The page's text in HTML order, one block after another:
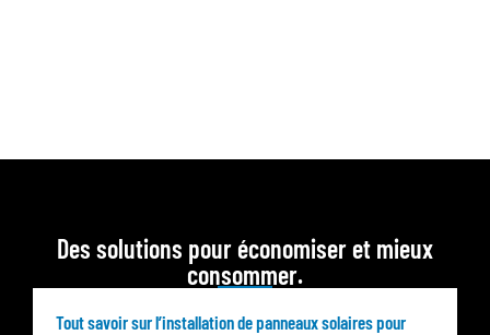
Des solutions pour économiser et mieux
consommer.
Tout savoir sur l’installation de panneaux solaires pour